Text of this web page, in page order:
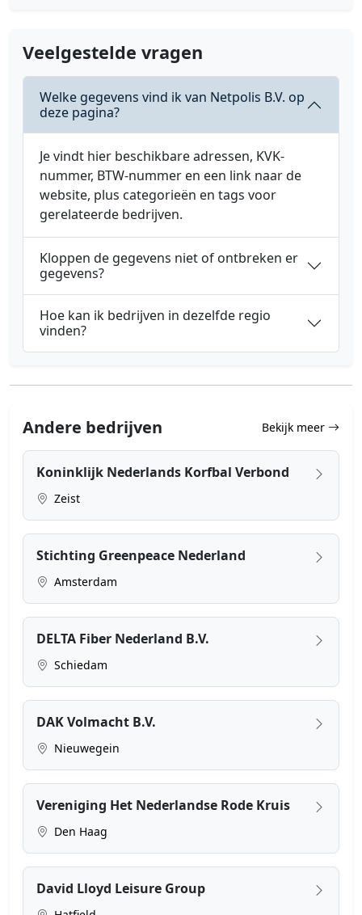
Veelgestelde vragen
Welke gegevens vind ik van Netpolis B.V. op
deze pagina?
Je vindt hier beschikbare adressen, KVK-
nummer, BTW-nummer en een link naar de
website, plus categorieën en tags voor
gerelateerde bedrijven.
Kloppen de gegevens niet of ontbreken er
gegevens?
Hoe kan ik bedrijven in dezelfde regio
vinden?
Andere bedrijven Bekijk meer
Koninklijk Nederlands Korfbal Verbond
Zeist
Stichting Greenpeace Nederland
Amsterdam
DELTA Fiber Nederland B.V.
Schiedam
DAK Volmacht B.V.
Nieuwegein
Vereniging Het Nederlandse Rode Kruis
Den Haag
David Lloyd Leisure Group